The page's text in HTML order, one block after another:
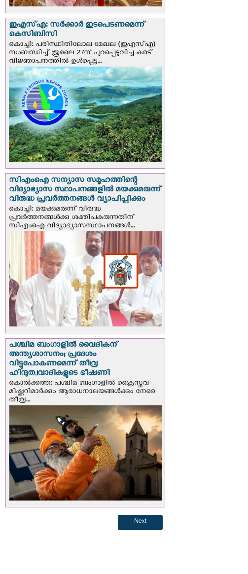
ഇഎസ്എ: സര്‍ക്കാര്‍ ഇടപെടണമെന്ന്
കെ‌സി‌ബി‌സി
കൊച്ചി: പരിസ്ഥിതിലോല മേഖല (ഇഎസ്എ)
സംബന്ധിച്ച് ജൂലൈ 27ന് പുറപ്പെടുവിച്ച കരട്
വിജ്ഞാപനത്തിൽ ഉൾപ്പെട്ട...
സി‌എം‌ഐ സന്യാസ സമൂഹത്തിന്റെ
വിദ്യാഭ്യാസ സ്ഥാപനങ്ങളില്‍ മയക്കുമരുന്ന്
വിരുദ്ധ പ്രവർത്തനങ്ങൾ വ്യാപിപ്പിക്കും
കൊച്ചി: മയക്കുമരുന്ന് വിരുദ്ധ
പ്രവർത്തനങ്ങൾക്കു ശക്തിപകരുന്നതിന്
സിഎംഐ വിദ്യാഭ്യാസസ്ഥാപനങ്ങൾ...
പശ്ചിമ ബംഗാളിൽ വൈദികന്
അന്ത്യശാസനം; പ്രദേശം
വിട്ടുപോകണമെന്ന് തീവ്ര
ഹിന്ദുത്വവാദികളുടെ ഭീഷണി
കൊല്‍ക്കത്ത: പശ്ചിമ ബംഗാളിൽ ക്രൈസ്തവ
മിഷ്ണറിമാർക്കും ആരാധനാലയങ്ങൾക്കും നേരെ
തീവ്ര...
Next